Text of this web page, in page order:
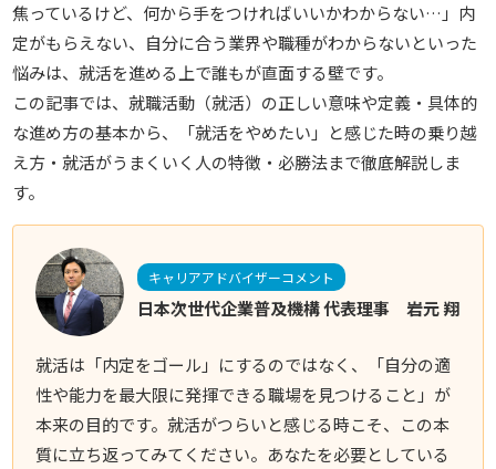
焦っているけど、何から手をつければいいかわからない…」内
定がもらえない、自分に合う業界や職種がわからないといった
悩みは、就活を進める上で誰もが直面する壁です。
この記事では、就職活動（就活）の正しい意味や定義・具体的
な進め方の基本から、「就活をやめたい」と感じた時の乗り越
え方・就活がうまくいく人の特徴・必勝法まで徹底解説しま
す。
キャリアアドバイザーコメント
日本次世代企業普及機構 代表理事 岩元 翔
就活は「内定をゴール」にするのではなく、「自分の適
性や能力を最大限に発揮できる職場を見つけること」が
本来の目的です。就活がつらいと感じる時こそ、この本
質に立ち返ってみてください。あなたを必要としている